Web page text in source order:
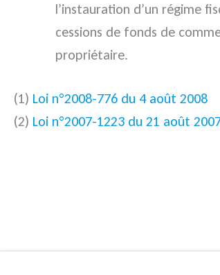
l’instauration d’un régime
cessions de fonds de
propriétaire.
(1) Loi n°2008-776 du 4 août 2008
(2) Loi n°2007-1223 du 21 août